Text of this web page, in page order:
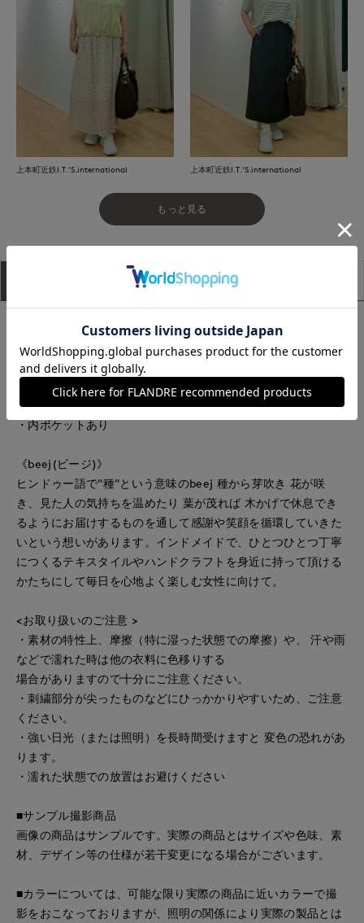
上本町近鉄I.T.'S.international 上本町近鉄I.T.'S.international
もっと見る
サイズ詳細
コットン素材のネットBAG。インナーBAGはオリジナルストラ
イプ生地です。インナーBAG単体でもお使い頂けます。
・A4サイズ収納可
・インナーバック付き
・内ポケットあり
《beej(ビージ)》
ヒンドゥー語で"種"という意味のbeej 種から芽吹き 花が咲
き、見た人の気持ちを温めたり 葉が茂れば 木かげで休息でき
るようにお届けするものを通して感謝や笑顔を循環していきた
いという想いがあります。インドメイドで、ひとつひとつ丁寧
につくるテキスタイルやハンドクラフトを身近に持って頂ける
かたちにして毎日を心地よく楽しむ女性に向けて。
<お取り扱いのご注意 >
・素材の特性上、摩擦（特に湿った状態での摩擦）や、 汗や雨
などで濡れた時は他の衣料に色移りする
場合がありますので十分にご注意ください。
・刺繍部分が尖ったものなどにひっかかりやすいため、ご注意
ください。
・強い日光（または照明）を長時間受けますと 変色の恐れがあ
ります。
・濡れた状態での放置はお避けください
■サンプル撮影商品
画像の商品はサンプルです。実際の商品とはサイズや色味、素
材、デザイン等の仕様が若干変更になる場合がございます。
■カラーについては、可能な限り実際の商品に近いカラーで撮
影をおこなっておりますが、照明の関係により実際の製品とは